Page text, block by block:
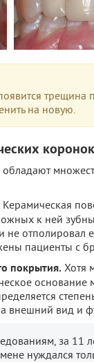
на новую.
коронок
Керамическая
к ней
не
пациенты с
покрытия. Хотя
внешний вид и
за 11
нуждался